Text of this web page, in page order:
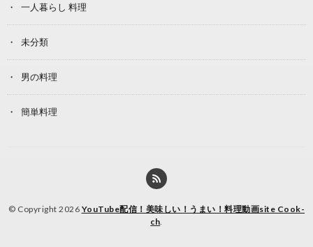
一人暮らし 料理
未分類
男の料理
簡単料理
© Copyright 2026 YouTube配信！美味しい！うまい！料理動画site Cook-
ch